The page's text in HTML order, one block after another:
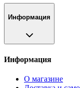
Информация
Информация
О магазине